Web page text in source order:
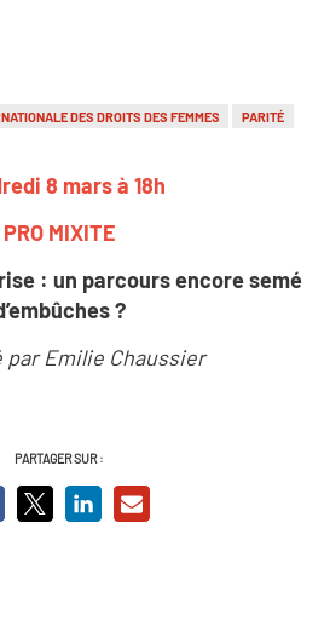
DES DROITS DES FEMMES PARITÉ
8 mars à 18h
PRO MIXITE
: un parcours encore semé
?
par Emilie Chaussier
PARTAGER SUR :